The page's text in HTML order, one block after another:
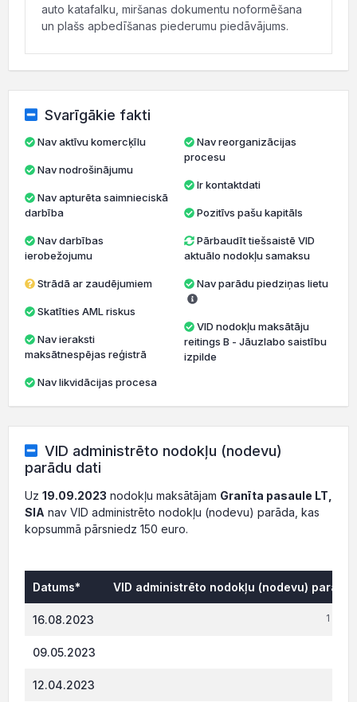
auto katafalku, miršanas dokumentu noformēšana
un plašs apbedīšanas piederumu piedāvājums.
Svarīgākie fakti
Nav aktīvu komercķīlu
Nav nodrošinājumu
darbība
ierobežojumu
Strādā ar zaudējumiem
Skatīties AML riskus
maksātnespējas reģistrā
Nav likvidācijas procesa
Nav reorganizācijas
procesu
Ir kontaktdati
Pozitīvs pašu kapitāls
Pārbaudīt tiešsaistē VID
aktuālo nodokļu samaksu
Nav parādu piedziņas lietu
VID nodokļu maksātāju
reitings B - Jāuzlabo saistību
izpilde
VID administrēto nodokļu (nodevu)
parādu dati
Uz 19.09.2023 nodokļu maksātājam Granīta pasaule LT,
SIA nav VID administrēto nodokļu (nodevu) parāda, kas
kopsummā pārsniedz 150 euro.
Datums* VID administrēto nodokļu (nodevu)
16.08.2023 1
09.05.2023
12.04.2023